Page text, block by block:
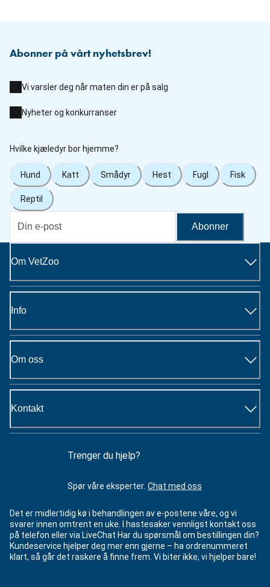
Abonner på vårt nyhetsbrev!
Vi varsler deg når maten din er på salg
Nyheter og konkurranser
Hvilke kjæledyr bor hjemme?
Hund Katt Smådyr Hest Fugl Fisk
Reptil
Abonner
Om VetZoo
Info
Om oss
Kontakt
Trenger du hjelp?
Spør våre eksperter. Chat med oss
Det er midlertidig kø i behandlingen av e-postene våre, og vi
svarer innen omtrent en uke. I hastesaker vennligst kontakt oss
på telefon eller via LiveChat Har du spørsmål om bestillingen din?
Kundeservice hjelper deg mer enn gjerne – ha ordrenummeret
klart, så går det raskere å finne frem. Vi biter ikke, vi hjelper bare!